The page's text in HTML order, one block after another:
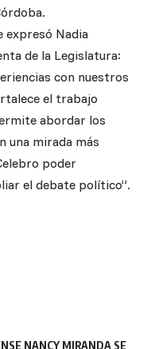
expresó Nadia
de la Legislatura:
con nuestros
el trabajo
abordar los
una mirada más
poder
el debate político”.
NANCY MIRANDA SE